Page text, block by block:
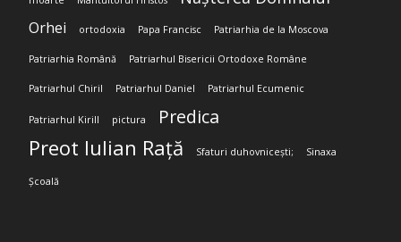
Orhei ortodoxia Papa Francisc Patriarhia de la Moscova
Patriarhia Română Patriarhul Bisericii Ortodoxe Române
Patriarhul Chiril Patriarhul Daniel Patriarhul Ecumenic
Patriarhul Kirill pictura Predica
Preot Iulian Rață Sfaturi duhovnicești; Sinaxa
Școală